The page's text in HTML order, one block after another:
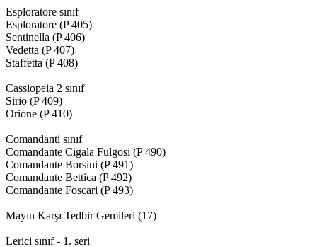
Esploratore sınıf
Esploratore (P 405)
Sentinella (P 406)
Vedetta (P 407)
Staffetta (P 408)
Cassiopeia 2 sınıf
Sirio (P 409)
Orione (P 410)
Comandanti sınıf
Comandante Cigala Fulgosi (P 490)
Comandante Borsini (P 491)
Comandante Bettica (P 492)
Comandante Foscari (P 493)
Mayın Karşı Tedbir Gemileri (17)
Lerici sınıf - 1. seri